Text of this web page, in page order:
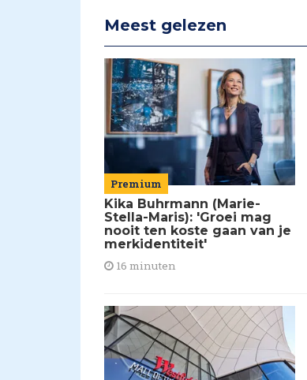
Meest gelezen
Premium
Kika Buhrmann (Marie-
Stella-Maris): 'Groei mag
nooit ten koste gaan van je
merkidentiteit'
16 minuten